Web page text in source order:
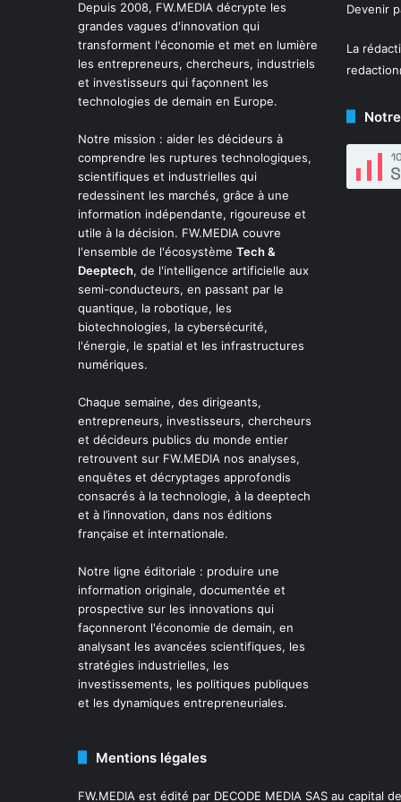
Depuis 2008, FW.MEDIA décrypte les
grandes vagues d'innovation qui
transforment l'économie et met en lumière
les entrepreneurs, chercheurs, industriels
et investisseurs qui façonnent les
technologies de demain en Europe.
Notre mission : aider les décideurs à
comprendre les ruptures technologiques,
scientifiques et industrielles qui
redessinent les marchés, grâce à une
information indépendante, rigoureuse et
utile à la décision. FW.MEDIA couvre
l'ensemble de l'écosystème Tech &
Deeptech, de l'intelligence artificielle aux
semi-conducteurs, en passant par le
quantique, la robotique, les
biotechnologies, la cybersécurité,
l'énergie, le spatial et les infrastructures
numériques.
Chaque semaine, des dirigeants,
entrepreneurs, investisseurs, chercheurs
et décideurs publics du monde entier
retrouvent sur FW.MEDIA nos analyses,
enquêtes et décryptages approfondis
consacrés à la technologie, à la deeptech
et à l’innovation, dans nos éditions
française et internationale.
Notre ligne éditoriale : produire une
information originale, documentée et
prospective sur les innovations qui
façonneront l'économie de demain, en
analysant les avancées scientifiques, les
stratégies industrielles, les
investissements, les politiques publiques
et les dynamiques entrepreneuriales.
Devenir
La
Mentions légales
FW.MEDIA est édité par DECODE MEDIA SAS au capital